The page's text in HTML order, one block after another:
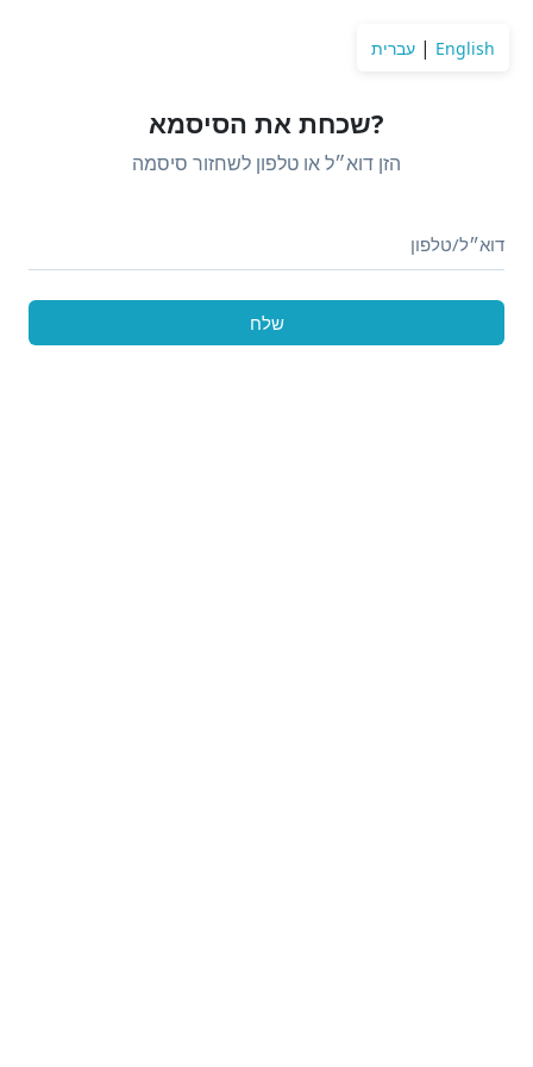
English
| עברית
?שכחת את הסיסמא
הזן דוא״ל או טלפון לשחזור סיסמה
שלח